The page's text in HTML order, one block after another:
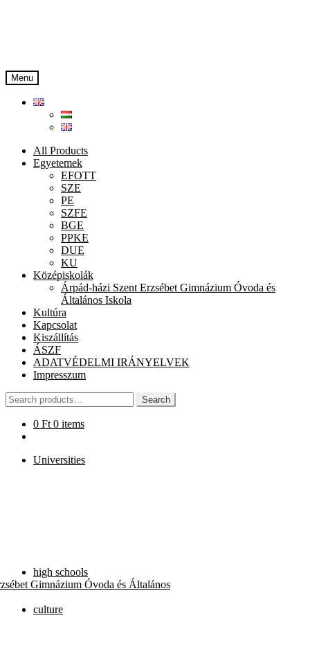
Menu
All Products
Egyetemek
EFOTT
SZE
PE
SZFE
BGE
PPKE
DUE
KU
Középiskolák
Árpád-házi Szent Erzsébet Gimnázium Óvoda és
Általános Iskola
Kultúra
Kapcsolat
Kiszállítás
ÁSZF
ADATVÉDELMI IRÁNYELVEK
Impresszum
Search
for:
Search
0 Ft 0 items
Universities
high schools
Gimnázium Óvoda és Általános
culture